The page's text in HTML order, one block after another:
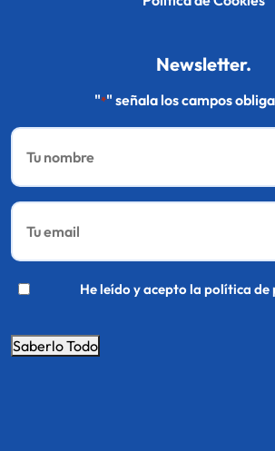
Newsletter.
"*" señala los campos
*
He leído y acepto lapolítica de
Saberlo Todo